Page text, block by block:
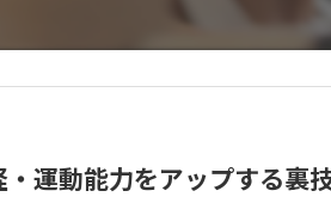
運動能力をアップする裏